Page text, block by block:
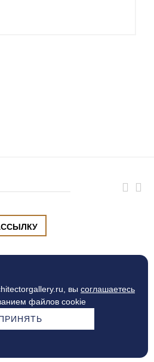
вы соглашаетесь
файлов cookie